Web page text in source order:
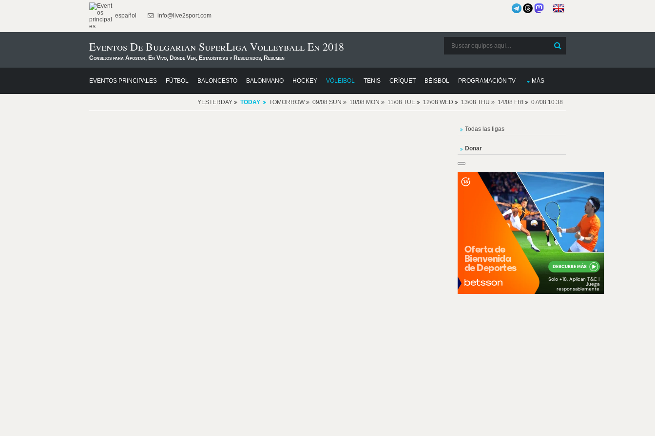
español info@live2sport.com
Eventos De Bulgarian SuperLiga Volleyball En 2018
Consejos para Apostar, En Vivo, Dónde Ver, Estadísticas y Resultados, Resumen
EVENTOS PRINCIPALES FÚTBOL BALONCESTO BALONMANO HOCKEY VÓLEIBOL TENIS CRÍQUET BÉISBOL PROGRAMACIÓN TV MÁS
YESTERDAY TODAY TOMORROW 09/08 SUN 10/08 MON 11/08 TUE 12/08 WED 13/08 THU 14/08 FRI 07/08 10:38
Todas las ligas
Donar